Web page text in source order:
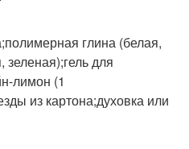
глина (белая,
зеленая);гель для
лимон (1
из картона;духовка или